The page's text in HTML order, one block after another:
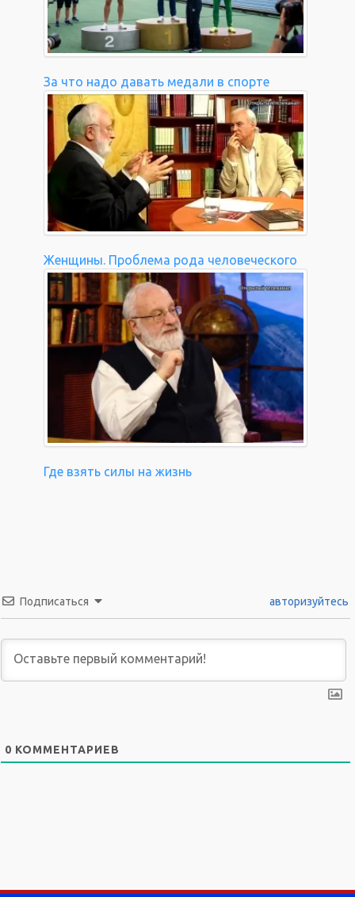
За что надо давать медали в спорте
Женщины. Проблема рода человеческого
Где взять силы на жизнь
Подписаться авторизуйтесь
0 КОММЕНТАРИЕВ